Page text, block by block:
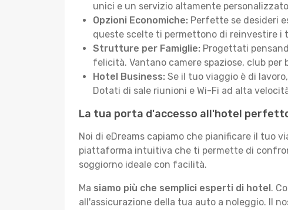
unici e un servizio altamente
Opzioni Economiche: Perfette se desideri
queste scelte ti permettono di reinvestire i
Strutture per Famiglie: Progettati
felicità. Vantano camere spaziose, club
Hotel Business: Se il tuo viaggio è di
Dotati di sale riunioni e Wi-Fi ad alta
La tua porta d'accesso all'hotel
Noi di eDreams capiamo che pianificare il tuo
piattaforma intuitiva che ti permette di
soggiorno ideale con facilità.
Ma siamo più che semplici esperti di hotel.
all'assicurazione della tua auto a noleggio. Il